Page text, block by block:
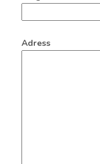
Adress